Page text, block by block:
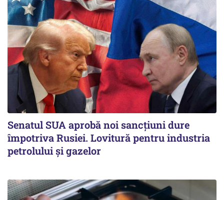
Senatul SUA aprobă noi sancțiuni dure
împotriva Rusiei. Lovitură pentru industria
petrolului și gazelor